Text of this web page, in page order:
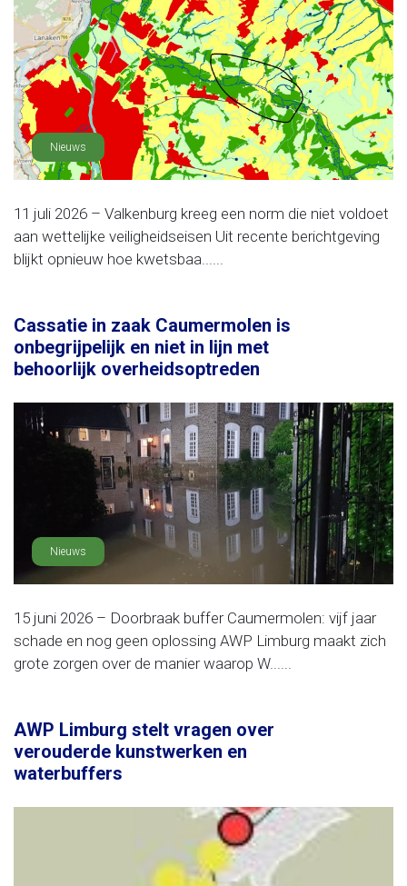
Nieuws
11 juli 2026 – Valkenburg kreeg een norm die niet voldoet
aan wettelijke veiligheidseisen Uit recente berichtgeving
blijkt opnieuw hoe kwetsbaa......
Cassatie in zaak Caumermolen is
onbegrijpelijk en niet in lijn met
behoorlijk overheidsoptreden
Nieuws
15 juni 2026 – Doorbraak buffer Caumermolen: vijf jaar
schade en nog geen oplossing AWP Limburg maakt zich
grote zorgen over de manier waarop W......
AWP Limburg stelt vragen over
verouderde kunstwerken en
waterbuffers